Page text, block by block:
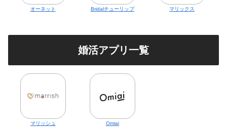
オーネット Bridalチューリップ マリックス
婚活アプリ一覧
マリッシュ Omiai